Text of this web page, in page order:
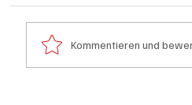
Kommentieren und